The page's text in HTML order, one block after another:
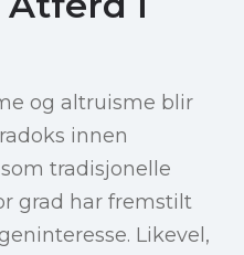
og altruisme blir
innen
tradisjonelle
grad har fremstilt
Likevel,